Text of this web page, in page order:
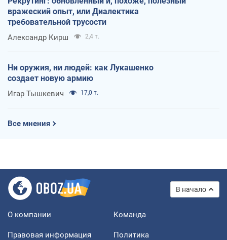
вражеский опыт, или Диалектика
требовательной трусости
Александр Кирш 2,4 т.
Ни оружия, ни людей: как Лукашенко
создает новую армию
Игар Тышкевич 17,0 т.
Все мнения
В начало
О компании Команда
Правовая информация
Политика